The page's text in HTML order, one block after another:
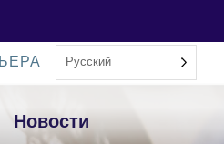
Русский
Новости